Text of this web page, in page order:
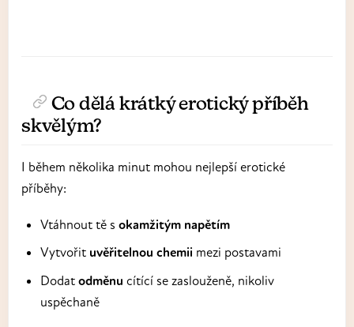
Co dělá krátký erotický příběh
skvělým?
I během několika minut mohou nejlepší erotické
příběhy:
Vtáhnout tě s okamžitým napětím
Vytvořit uvěřitelnou chemii mezi postavami
Dodat odměnu cítící se zaslouženě, nikoliv
uspěchaně